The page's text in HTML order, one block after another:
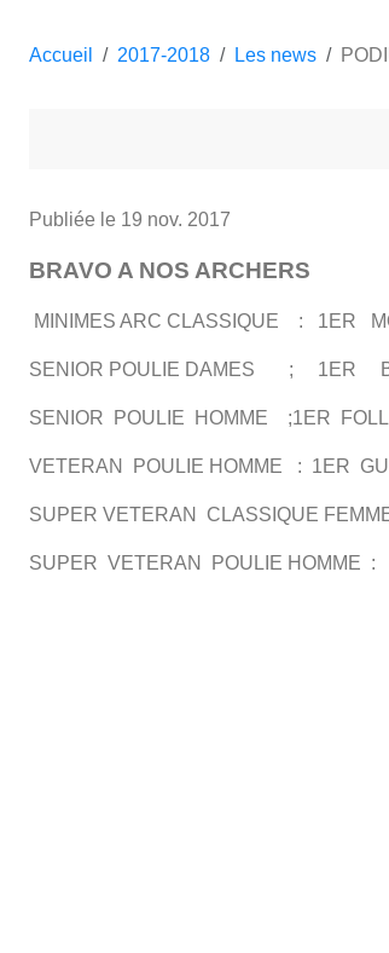
Accueil 2017-2018 Les news
Publiée le 19 nov. 2017
BRAVO A NOS ARCHERS
MINIMES ARC CLASSIQUE : 1ER
SENIOR POULIE DAMES ; 1ER
SENIOR POULIE HOMME ;1ER
VETERAN POULIE HOMME : 1ER
SUPER VETERAN CLASSIQUE
SUPER VETERAN POULIE HOMME